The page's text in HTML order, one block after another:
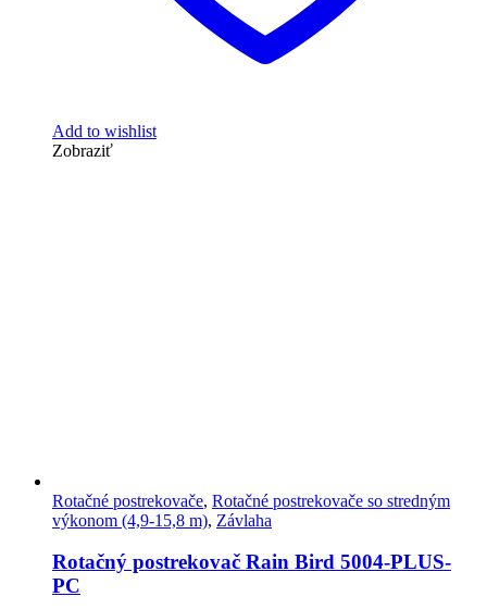
Add to wishlist
Zobraziť
Rotačné postrekovače, Rotačné postrekovače so stredným
výkonom (4,9-15,8 m), Závlaha
Rotačný postrekovač Rain Bird 5004-PLUS-
PC